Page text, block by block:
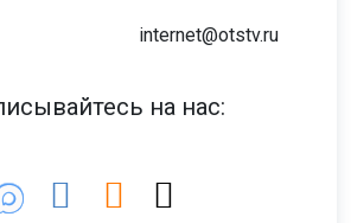
internet@otstv.ru
на нас: